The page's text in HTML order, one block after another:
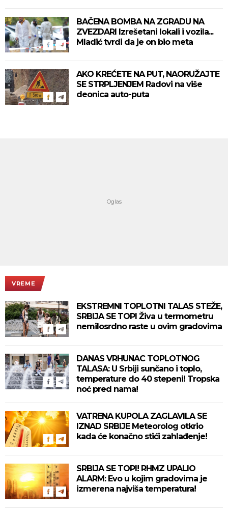
BAČENA BOMBA NA ZGRADU NA
ZVEZDARI Izrešetani lokali i vozila...
Mladić tvrdi da je on bio meta
AKO KREĆETE NA PUT, NAORUŽAJTE
SE STRPLJENJEM Radovi na više
deonica auto-puta
VREME
EKSTREMNI TOPLOTNI TALAS STEŽE,
SRBIJA SE TOPI Živa u termometru
nemilosrdno raste u ovim gradovima
DANAS VRHUNAC TOPLOTNOG
TALASA: U Srbiji sunčano i toplo,
temperature do 40 stepeni! Tropska
noć pred nama!
VATRENA KUPOLA ZAGLAVILA SE
IZNAD SRBIJE Meteorolog otkrio
kada će konačno stići zahlađenje!
SRBIJA SE TOPI! RHMZ UPALIO
ALARM: Evo u kojim gradovima je
izmerena najviša temperatura!